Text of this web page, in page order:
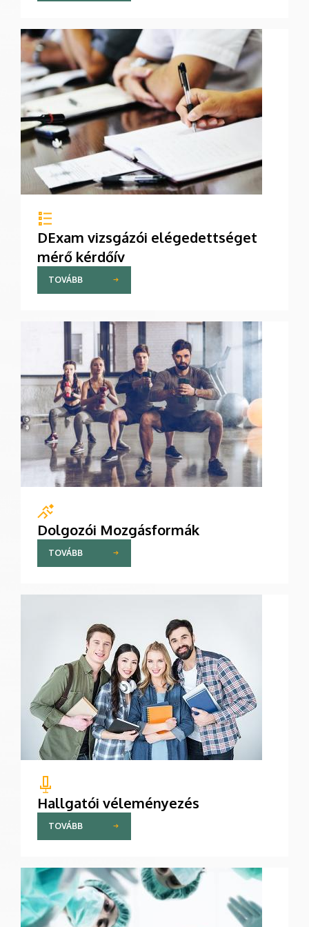
DExam vizsgázói elégedettséget
mérő kérdőív
TOVÁBB
Dolgozói Mozgásformák
TOVÁBB
Hallgatói véleményezés
TOVÁBB